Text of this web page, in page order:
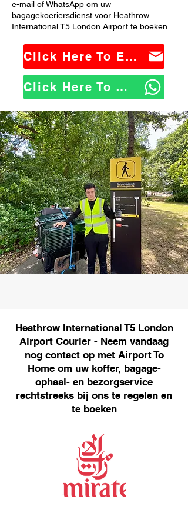
e-mail of WhatsApp om uw
bagagekoeriersdienst voor Heathrow
International T5 London Airport te boeken.
Click Here To Email Us
Click Here To WhatsApp Us
Heathrow International T5 London
Airport Courier - Neem vandaag
nog contact op met Airport To
Home om uw koffer, bagage-
ophaal- en bezorgservice
rechtstreeks bij ons te regelen en
te boeken